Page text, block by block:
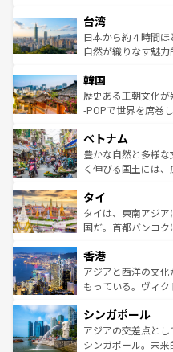
情報は
人々、おいしいロー
ク、伝統的なフラ
っている。訪れるた
はコンテンツ一覧
リアリーフや大陸中
ク）、タスマニア
ど、見どころがた
いる。アクティビテ
ビング、ハイキン
い。オーストラリ
参照してほしい。
台湾
日本から約４時間
自然が織りなす魅
ン）、静ひつな山岳
と山間の静けさが
驚きをもたらして
容にもいいと評判の
が味わえ
照してほしい。
韓国
歴史ある王朝文化
-POPで世界を席巻
き、地方に足を延ば
できる。そして、
まで、さまざまな
リティに包まれなが
覧を参照してほしい
ベトナム
豊かな自然と多様
く伸びる国土には
急速な発展と共に伝
ーチミン市のフラ
醸し出している。
とつ。フォーやバイ
ひ現地で味わいた
が旅行者を迎えて
参照してほしい。
タイ
タイは、東南アジ
国だ。首都バンコ
の活気が交差してい
帯で自然と触れ合
いビーチでリゾー
激する。気候は一年
が待っている。親
た文化、そして多
香港
アジアと西洋の文
もっている。ヴィ
み、どこを訪れても
ており、効率よく
うな絶景から文化
シンガポール
アジアの交差点と
シンガポール。未